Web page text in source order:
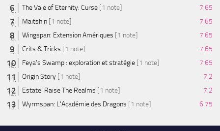
The Vale of Eternity: Curse [1 note]
7.65
Maitshin [1 note]
7.65
Wingspan: Extension Amériques [1 note]
7.65
Crits & Tricks [1 note]
7.65
Feya’s Swamp : exploration et stratégie [1 note]
7.65
Origin Story [1 note]
7.2
Estate: Raise The Realms [1 note]
7.2
Wyrmspan: L'Académie des Dragons [1 note] 6.75